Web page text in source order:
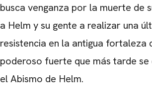
busca venganza por la muerte de
a Helm y su gente a realizar una
resistencia en la antigua fortaleza
poderoso fuerte que más tarde
el Abismo de Helm.